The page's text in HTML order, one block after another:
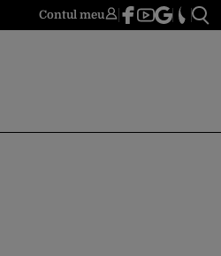
Contul meu